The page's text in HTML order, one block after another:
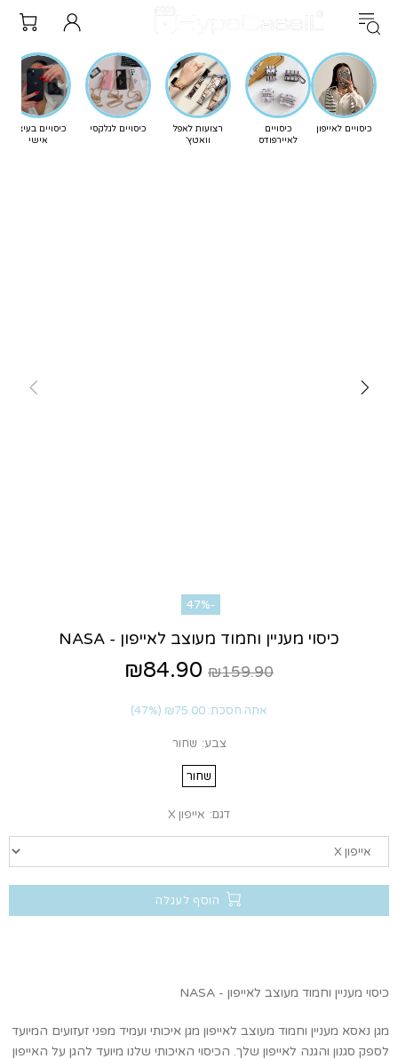
כיסויים לאייפון
כיסויים
לאיירפודס
רצועות לאפל
וואטץ'
כיסויים לגלקסי
כיסויים בעיצוב
אישי
-47%
כיסוי מעניין וחמוד מעוצב לאייפון - NASA
₪159.90
₪84.90
אתה חסכת: ₪75.00
(47%)
צבע: שחור
שחור
דגם: אייפון X
הוסף לעגלה
כיסוי מעניין וחמוד מעוצב לאייפון - NASA
מגן נאסא מעניין וחמוד מעוצב לאייפון מגן איכותי ועמיד מפני זעזועים המיועד
לספק סגנון והגנה לאייפון שלך. הכיסוי האיכותי שלנו מיועד להגן על האייפון